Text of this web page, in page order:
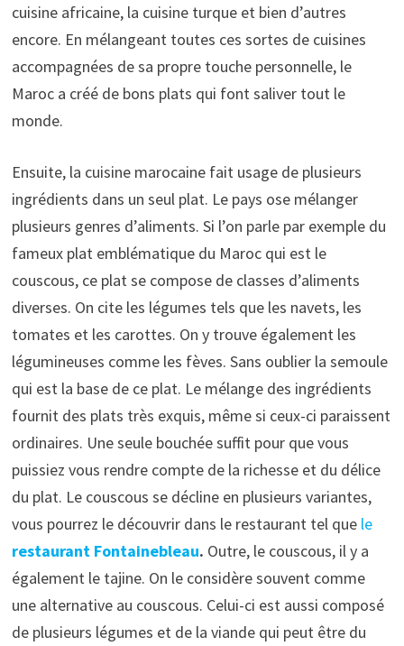
cuisine africaine, la cuisine turque et bien d’autres
encore. En mélangeant toutes ces sortes de cuisines
accompagnées de sa propre touche personnelle, le
Maroc a créé de bons plats qui font saliver tout le
monde.
Ensuite, la cuisine marocaine fait usage de plusieurs
ingrédients dans un seul plat. Le pays ose mélanger
plusieurs genres d’aliments. Si l’on parle par exemple du
fameux plat emblématique du Maroc qui est le
couscous, ce plat se compose de classes d’aliments
diverses. On cite les légumes tels que les navets, les
tomates et les carottes. On y trouve également les
légumineuses comme les fèves. Sans oublier la semoule
qui est la base de ce plat. Le mélange des ingrédients
fournit des plats très exquis, même si ceux-ci paraissent
ordinaires. Une seule bouchée suffit pour que vous
puissiez vous rendre compte de la richesse et du délice
du plat. Le couscous se décline en plusieurs variantes,
vous pourrez le découvrir dans le restaurant tel que le
restaurant Fontainebleau. Outre, le couscous, il y a
également le tajine. On le considère souvent comme
une alternative au couscous. Celui-ci est aussi composé
de plusieurs légumes et de la viande qui peut être du